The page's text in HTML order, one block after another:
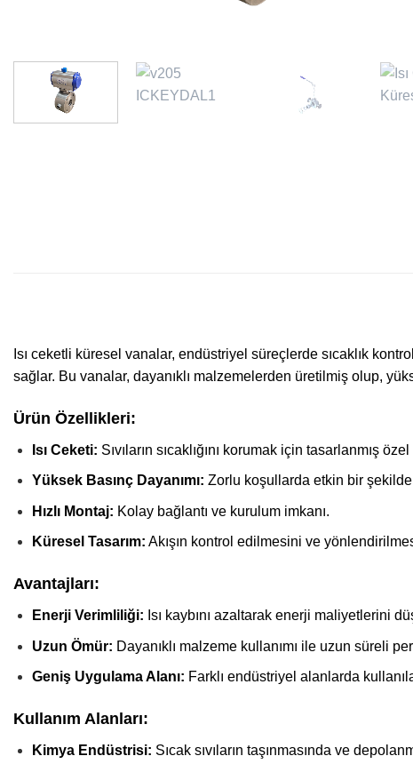
Isı ceketli küresel vanalar, endüstriyel süreçlerde sıcaklık
sağlar. Bu vanalar, dayanıklı malzemelerden üretilmiş olup,
Ürün Özellikleri:
Isı Ceketi: Sıvıların sıcaklığını korumak için tasarlanmış
Yüksek Basınç Dayanımı: Zorlu koşullarda etkin bir şekilde
Hızlı Montaj: Kolay bağlantı ve kurulum imkanı.
Küresel Tasarım: Akışın kontrol edilmesini ve
Avantajları:
Enerji Verimliliği: Isı kaybını azaltarak enerji maliyetlerini
Uzun Ömür: Dayanıklı malzeme kullanımı ile uzun süreli
Geniş Uygulama Alanı: Farklı endüstriyel alanlarda
Kullanım Alanları:
Kimya Endüstrisi: Sıcak sıvıların taşınmasında ve